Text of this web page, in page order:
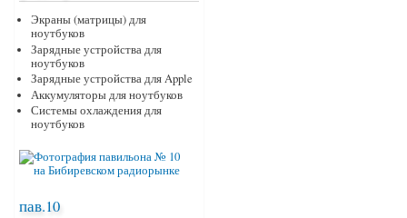
Экраны (матрицы) для
ноутбуков
Зарядные устройства для
ноутбуков
Зарядные устройства для Apple
Аккумуляторы для ноутбуков
Системы охлаждения для
ноутбуков
пав.10